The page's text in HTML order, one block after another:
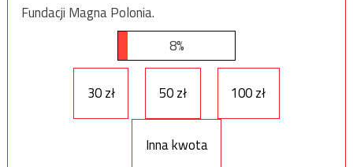
Fundacji Magna Polonia.
8%
30 zł 50 zł 100 zł
Inna kwota